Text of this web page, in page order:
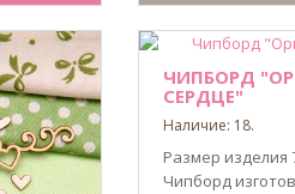
ЧИПБОРД
СЕРДЦЕ"
Наличие: 18.
Размер изделия
Чипборд